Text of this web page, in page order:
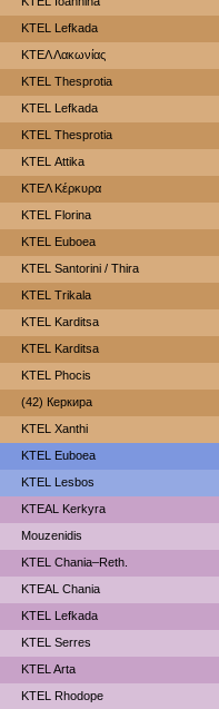
KTEL Lefkada
ΚΤΕΛ Λακωνίας
KTEL Thesprotia
KTEL Lefkada
KTEL Thesprotia
KΤΕL Αttika
ΚΤΕΛ Κέρκυρα
KTEL Florina
ΚΤΕL Euboea
KTEL Santorini / Thira
ΚΤΕL Τrikala
ΚΤΕL Karditsa
ΚΤΕL Karditsa
ΚΤΕL Phocis
(42) Керкира
KTEL Xanthi
ΚΤΕL Euboea
KTEL Lesbos
KTEAL Kerkyra
Mouzenidis
KTEL Chania–Reth.
KTEAL Chania
KTEL Lefkada
KTEL Serres
KTEL Arta
KTEL Rhodope